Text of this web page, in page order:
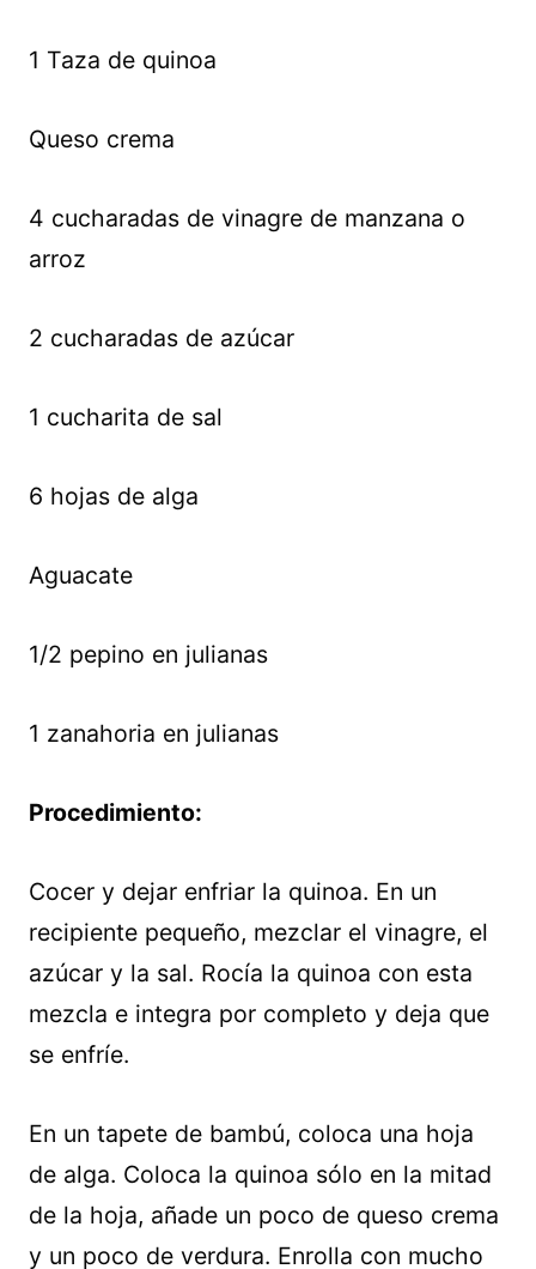
1 Taza de quinoa
Queso crema
4 cucharadas de vinagre de manzana o
arroz
2 cucharadas de azúcar
1 cucharita de sal
6 hojas de alga
Aguacate
1/2 pepino en julianas
1 zanahoria en julianas
Procedimiento:
Cocer y dejar enfriar la quinoa. En un
recipiente pequeño, mezclar el vinagre, el
azúcar y la sal. Rocía la quinoa con esta
mezcla e integra por completo y deja que
se enfríe.
En un tapete de bambú, coloca una hoja
de alga. Coloca la quinoa sólo en la mitad
de la hoja, añade un poco de queso crema
y un poco de verdura. Enrolla con mucho